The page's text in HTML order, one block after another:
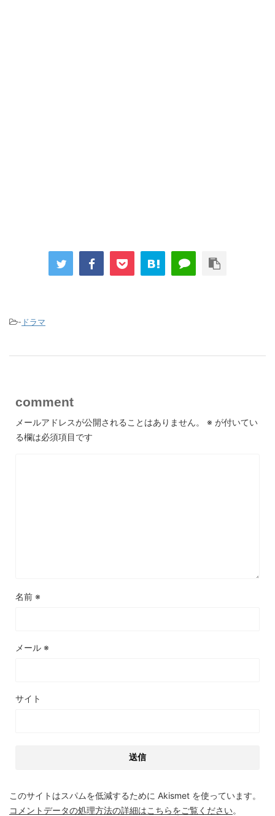
- ドラマ
comment
メールアドレスが公開されることはありません。 ※ が付いてい
る欄は必須項目です
名前 ※
メール ※
サイト
このサイトはスパムを低減するために Akismet を使っています。
コメントデータの処理方法の詳細はこちらをご覧ください。